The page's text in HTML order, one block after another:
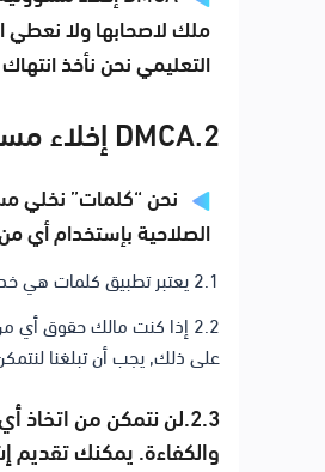
ملك لاصحابها ولا نعطي
التعليمي نحن نأخذ
2.DMCA إخلاء مسؤولية
نحن “كلمات” نخلي
الصلاحية بإستخدام أي
2.1 يعتبر تطبيق كلمات هي خدمه مجانيه على الانترنت للإستخدام التعليمي
2.2 إذا كنت مالك حقوق
على ذلك, يجب أن تبلغنا
2.3.لن نتمكن من اتخاذ
والكفاءة. يمكنك تقديم